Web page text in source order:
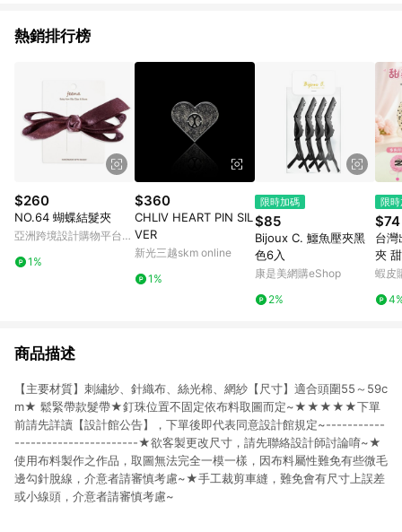
熱銷排行榜
$260
NO.64 蝴蝶結髮夾
亞洲跨境設計購物平台
1%
$360
CHLIV HEART PIN SIL
VER
新光三越skm online
1%
限時加碼
$85
Bijoux C. 鱷魚壓夾黑
色6入
康是美網購eShop
2%
限
$74
台灣
夾
勺扁
小女
蝦皮
商品描述
【主要材質】刺繡紗、針織布、絲光棉、網紗【尺寸】適合頭圍55～59c
m★ 鬆緊帶款髮帶★釘珠位置不固定依布料取圖而定~★★★★★下單
前請先詳讀【設計館公告】，下單後即代表同意設計館規定~-----------
-----------------------★欲客製更改尺寸，請先聯絡設計師討論唷~★
使用布料製作之作品，取圖無法完全一模一樣，因布料屬性難免有些微毛
邊勾針脫線，介意者請審慎考慮~★手工裁剪車縫，難免會有尺寸上誤差
或小線頭，介意者請審慎考慮~